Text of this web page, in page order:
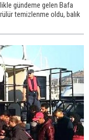
gündeme gelen Bafa
temizlenme oldu, balık